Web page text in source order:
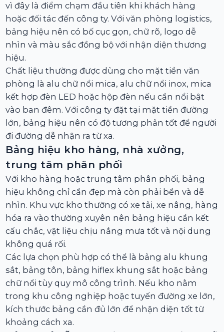
vì đây là điểm chạm đầu tiên khi khách hàng
hoặc đối tác đến công ty. Với văn phòng logistics,
bảng hiệu nên có bố cục gọn, chữ rõ, logo dễ
nhìn và màu sắc đồng bộ với nhận diện thương
hiệu.
Chất liệu thường được dùng cho mặt tiền văn
phòng là alu chữ nổi mica, alu chữ nổi inox, mica
kết hợp đèn LED hoặc hộp đèn nếu cần nổi bật
vào ban đêm. Với công ty đặt tại mặt tiền đường
lớn, bảng hiệu nên có độ tương phản tốt để người
đi đường dễ nhận ra từ xa.
Bảng hiệu kho hàng, nhà xưởng,
trung tâm phân phối
Với kho hàng hoặc trung tâm phân phối, bảng
hiệu không chỉ cần đẹp mà còn phải bền và dễ
nhìn. Khu vực kho thường có xe tải, xe nâng, hàng
hóa ra vào thường xuyên nên bảng hiệu cần kết
cấu chắc, vật liệu chịu nắng mưa tốt và nội dung
không quá rối.
Các lựa chọn phù hợp có thể là bảng alu khung
sắt, bảng tôn, bảng hiflex khung sắt hoặc bảng
chữ nổi tùy quy mô công trình. Nếu kho nằm
trong khu công nghiệp hoặc tuyến đường xe lớn,
kích thước bảng cần đủ lớn để nhận diện tốt từ
khoảng cách xa.